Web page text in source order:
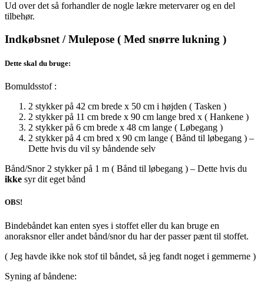
Ud over det så forhandler de nogle lækre metervarer og en del
tilbehør.
Indkøbsnet / Mulepose ( Med snørre lukning )
Dette skal du bruge:
Bomuldsstof :
2 stykker på 42 cm brede x 50 cm i højden ( Tasken )
2 stykker på 11 cm brede x 90 cm lange bred x ( Hankene )
2 stykker på 6 cm brede x 48 cm lange ( Løbegang )
2 stykker på 4 cm bred x 90 cm lange ( Bånd til løbegang ) –
Dette hvis du vil sy båndende selv
Bånd/Snor 2 stykker på 1 m ( Bånd til løbegang ) – Dette hvis du
ikke syr dit eget bånd
OBS!
Bindebåndet kan enten syes i stoffet eller du kan bruge en
anoraksnor eller andet bånd/snor du har der passer pænt til stoffet.
( Jeg havde ikke nok stof til båndet, så jeg fandt noget i gemmerne )
Syning af båndene: